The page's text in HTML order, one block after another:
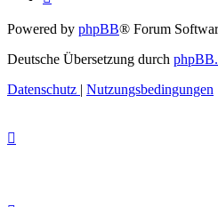
Powered by phpBB® Forum
Deutsche Übersetzung durch
Datenschutz | Nutzungsbedingungen